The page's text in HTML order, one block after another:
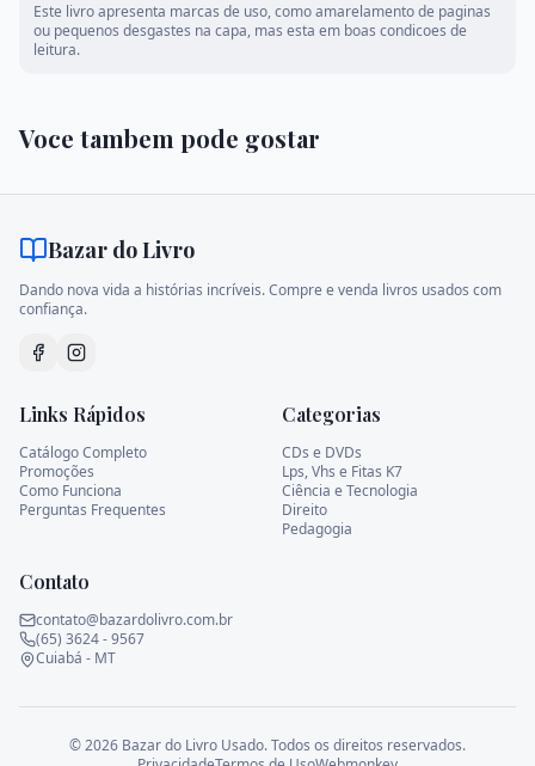
Este livro apresenta marcas de uso, como amarelamento de paginas
ou pequenos desgastes na capa, mas esta em boas condicoes de
leitura.
Voce tambem pode gostar
Bazar do Livro
Dando nova vida a histórias incríveis. Compre e venda livros usados com
confiança.
Links Rápidos
Catálogo Completo
Promoções
Como Funciona
Perguntas Frequentes
Categorias
CDs e DVDs
Lps, Vhs e Fitas K7
Ciência e Tecnologia
Direito
Pedagogia
Contato
contato@bazardolivro.com.br
(65) 3624 - 9567
Cuiabá - MT
©2026 Bazar do Livro Usado. Todos os direitos reservados.